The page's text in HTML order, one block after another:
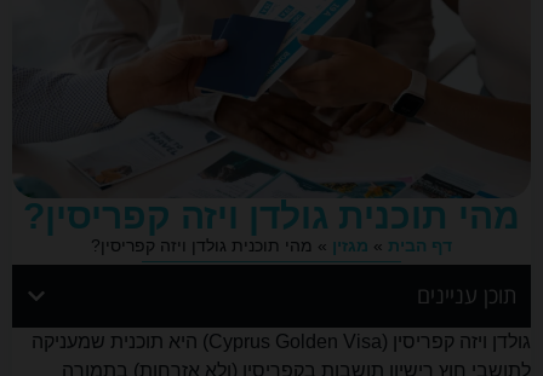
מהי תוכנית גולדן ויזה קפריסין?
דף הבית»מגזין»מהי תוכנית גולדן ויזה קפריסין?
תוכן עניינים
גולדן ויזה קפריסין (Cyprus Golden Visa) היא תוכנית שמעניקה
לתושבי חוץ רישיון תושבות בקפריסין (ולא אזרחות) בתמורה